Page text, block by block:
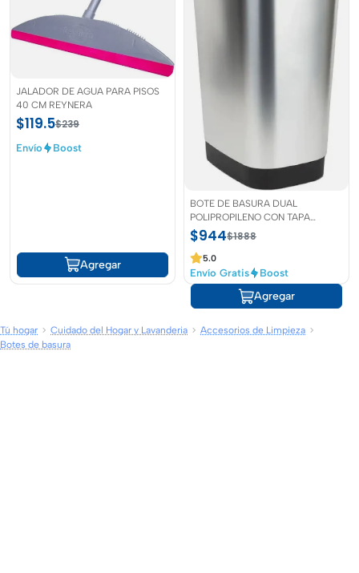
JALADOR DE AGUA PARA PISOS
40 CM REYNERA
$119.5$239
Envío Boost
Agregar
BOTE DE BASURA DUAL
POLIPROPILENO CON TAPA
OSCILANTE/ABATIBLE 50 L
$944$1888
5.0
Envío Gratis Boost
Agregar
Tú hogar Cuidado del Hogar y Lavanderia
Accesorios de Limpieza
Botes de basura